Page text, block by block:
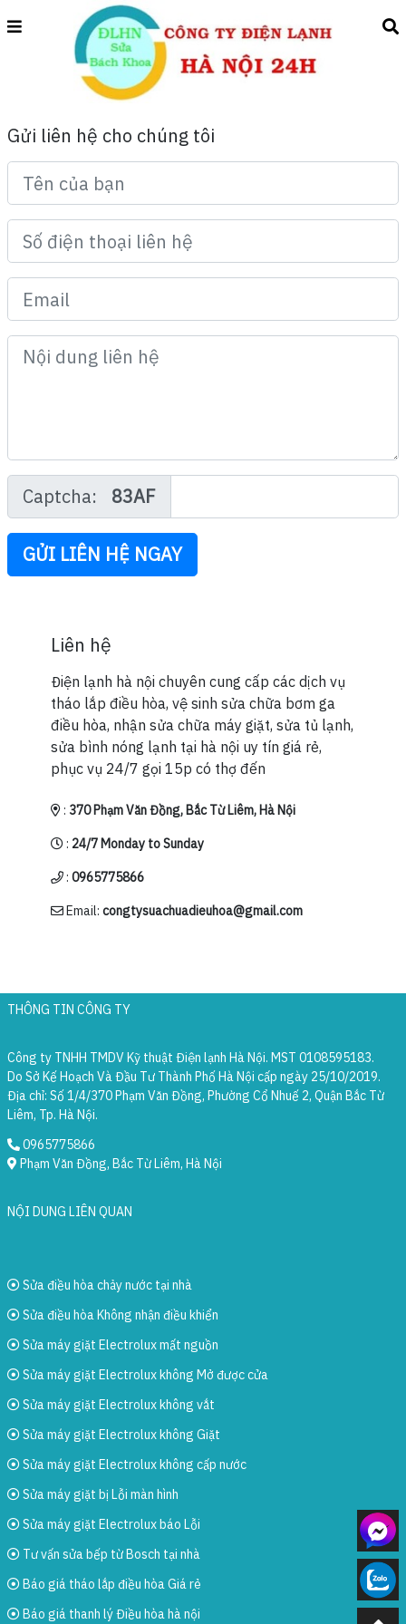
Gửi liên hệ cho chúng tôi
Captcha: 83AF
GỬI LIÊN HỆ NGAY
Liên hệ
Điện lạnh hà nội chuyên cung cấp các dịch vụ
tháo lắp điều hòa, vệ sinh sửa chữa bơm ga
điều hòa, nhận sửa chữa máy giặt, sửa tủ lạnh,
sửa bình nóng lạnh tại hà nội uy tín giá rẻ,
phục vụ 24/7 gọi 15p có thợ đến
: 370 Phạm Văn Đồng, Bắc Từ Liêm, Hà Nội
: 24/7 Monday to Sunday
: 0965775866
Email: congtysuachuadieuhoa@gmail.com
THÔNG TIN CÔNG TY
Công ty TNHH TMDV Kỹ thuật Điện lạnh Hà Nội. MST 0108595183.
Do Sở Kế Hoạch Và Đầu Tư Thành Phố Hà Nội cấp ngày 25/10/2019.
Địa chỉ: Số 1/4/370 Phạm Văn Đồng, Phường Cổ Nhuế 2, Quận Bắc Từ
Liêm, Tp. Hà Nội.
0965775866
Phạm Văn Đồng, Bắc Từ Liêm, Hà Nội
NỘI DUNG LIÊN QUAN
Sửa điều hòa chảy nước tại nhà
Sửa điều hòa Không nhận điều khiển
Sửa máy giặt Electrolux mất nguồn
Sửa máy giặt Electrolux không Mở được cửa
Sửa máy giặt Electrolux không vắt
Sửa máy giặt Electrolux không Giặt
Sửa máy giặt Electrolux không cấp nước
Sửa máy giặt bị Lỗi màn hình
Sửa máy giặt Electrolux báo Lỗi
Tư vấn sửa bếp từ Bosch tại nhà
Báo giá tháo lắp điều hòa Giá rẻ
Báo giá thanh lý Điều hòa hà nội